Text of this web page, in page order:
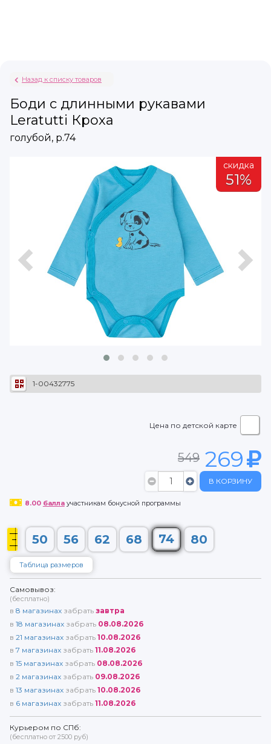
Назад к списку товаров
Боди с длинными рукавами
Leratutti Кроха
голубой, р.74
скидка
51%
1-00432775
Цена по детской карте
549 269
В КОРЗИНУ
8.00 баллаучастникам бонусной программы
50 56 62 68 74 80
Таблица размеров
Самовывоз:
(бесплатно)
в 8 магазинах забрать завтра
в 18 магазинах забрать 08.08.2026
в 21 магазинах забрать 10.08.2026
в 7 магазинах забрать 11.08.2026
в 15 магазинах забрать 08.08.2026
в 2 магазинах забрать 09.08.2026
в 13 магазинах забрать 10.08.2026
в 6 магазинах забрать 11.08.2026
Курьером по СПб:
(бесплатно от 2500 руб)